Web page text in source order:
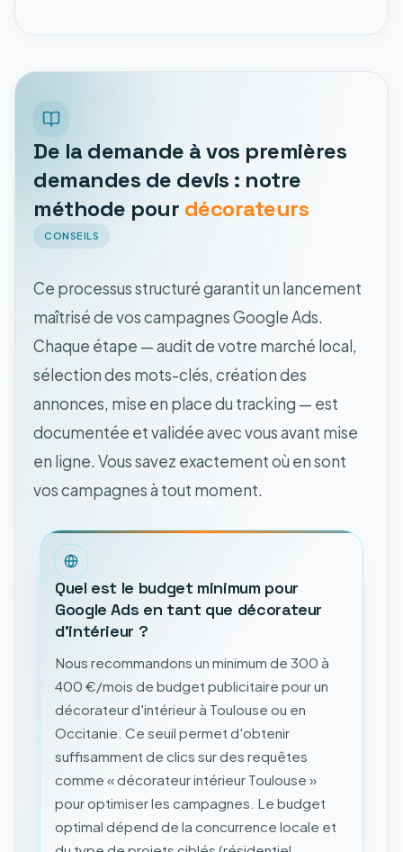
De la demande à vos premières
demandes de devis : notre
méthode pour décorateurs
CONSEILS
Ce processus structuré garantit un lancement
maîtrisé de vos campagnes Google Ads.
Chaque étape — audit de votre marché local,
sélection des mots-clés, création des
annonces, mise en place du tracking — est
documentée et validée avec vous avant mise
en ligne. Vous savez exactement où en sont
vos campagnes à tout moment.
Quel est le budget minimum pour
Google Ads en tant que décorateur
d'intérieur ?
Nous recommandons un minimum de 300 à
400 €/mois de budget publicitaire pour un
décorateur d'intérieur à Toulouse ou en
Occitanie. Ce seuil permet d'obtenir
suffisamment de clics sur des requêtes
comme « décorateur intérieur Toulouse »
pour optimiser les campagnes. Le budget
optimal dépend de la concurrence locale et